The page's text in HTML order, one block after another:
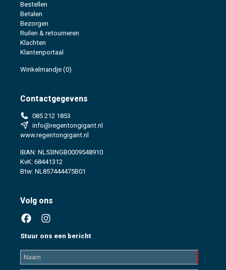
Bestellen
Betalen
Bezorgen
Ruilen & retourneren
Klachten
Klantenportaal
Winkelmandje (0)
Contactgegevens
085 212 1853
info@regentongigant.nl
www.regentongigant.nl
IBAN: NL53INGB0009548910
KvK: 68441312
Btw: NL857444475B01
Volg ons
Stuur ons een bericht